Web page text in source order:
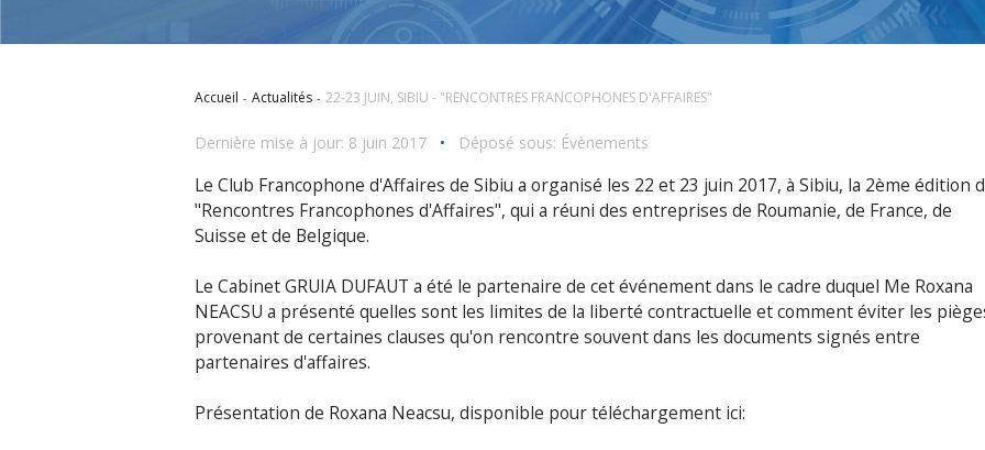
Accueil Actualités 22-23 JUIN, SIBIU - "RENCONTRES FRANCOPHONES D'AFFAIRES"
Dernière mise à jour: 8 juin 2017 • Déposé sous: Évènements
Le Club Francophone d'Affaires de Sibiu a organisé les 22 et 23 juin 2017, à Sibiu, la 2ème édition
"Rencontres Francophones d'Affaires", qui a réuni des entreprises de Roumanie, de France, de
Suisse et de Belgique.
Le Cabinet GRUIA DUFAUT a été le partenaire de cet événement dans le cadre duquel Me Roxana
NEACSU a présenté quelles sont les limites de la liberté contractuelle et comment éviter les
provenant de certaines clauses qu'on rencontre souvent dans les documents signés entre
partenaires d'affaires.
Présentation de Roxana Neacsu, disponible pour téléchargement ici: